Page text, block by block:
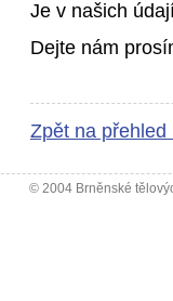
Je v našich
Dejte nám
Zpět na přehled
© 2004 Brněnské